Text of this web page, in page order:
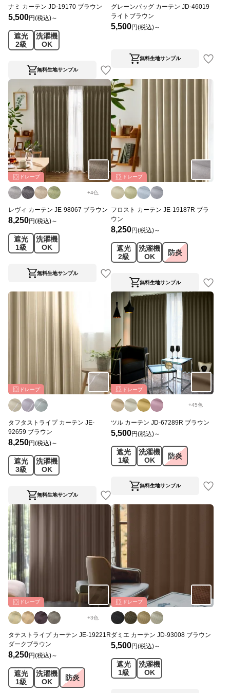
ナミ カーテン JD-19170 ブラウン
5,500円(税込)～
遮光
2級
洗濯機
OK
無料生地サンプル
グレーンバッグ カーテン JD-46019
ライトブラウン
5,500円(税込)～
無料生地サンプル
ドレープ
+4色
レヴィ カーテン JE-98067 ブラウン
8,250円(税込)～
遮光
1級
洗濯機
OK
無料生地サンプル
ドレープ
フロスト カーテン JE-19187R ブラ
ウン
8,250円(税込)～
遮光
2級
洗濯機
OK
防炎
無料生地サンプル
ドレープ
タフタストライプ カーテン JE-
92659 ブラウン
8,250円(税込)～
遮光
3級
洗濯機
OK
無料生地サンプル
ドレープ
+45色
ツル カーテン JD-67289R ブラウン
5,500円(税込)～
遮光
1級
洗濯機
OK
防炎
無料生地サンプル
ドレープ
+3色
タテストライプ カーテン JE-19221R
ダークブラウン
8,250円(税込)～
遮光
1級
洗濯機
OK
防炎
ドレープ
ダミエ カーテン JD-93008 ブラウン
5,500円(税込)～
遮光
1級
洗濯機
OK